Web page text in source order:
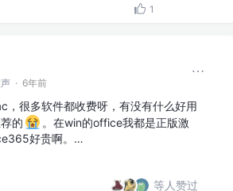
1
· 6年前
，很多软件都收费呀，有没有什么好用
的
。在win的office我都是正版激
好贵啊。…
等人赞过